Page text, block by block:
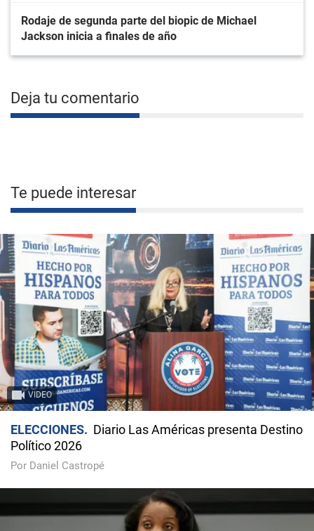
Rodaje de segunda parte del biopic de Michael
Jackson inicia a finales de año
Deja tu comentario
Te puede interesar
VIDEO
ELECCIONES
Diario Las Américas presenta Destino
Político 2026
Por Daniel Castropé